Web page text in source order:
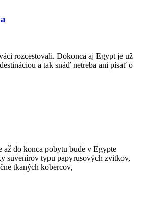
rozcestovali. Dokonca aj Egypt je už
a tak snáď netreba ani písať o
až do konca pobytu bude v Egypte
suvenírov typu papyrusových zvitkov,
tkaných kobercov,